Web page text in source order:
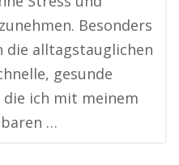
Besonders
die alltagstauglichen
gesunde
die ich mit meinem
…